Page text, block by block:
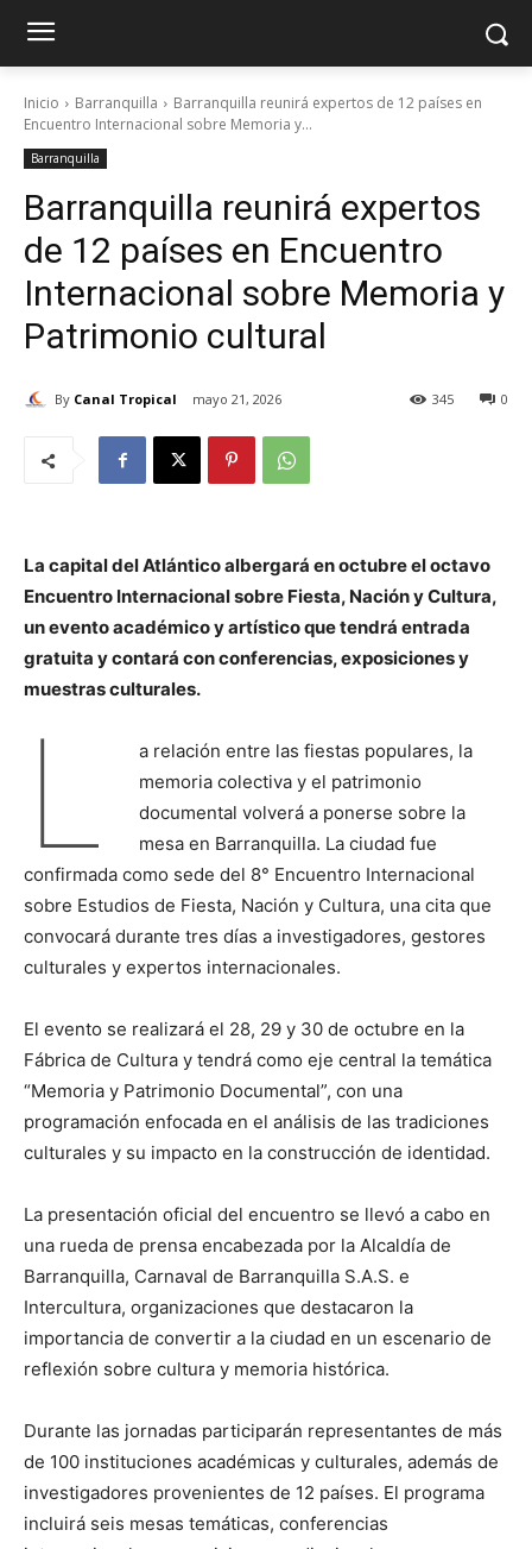
Inicio Barranquilla
Barranquilla reunirá expertos de 12 países en
Encuentro Internacional sobre Memoria y...
Barranquilla
Barranquilla reunirá expertos
de 12 países en Encuentro
Internacional sobre Memoria y
Patrimonio cultural
By Canal Tropical mayo 21, 2026 0
345
La capital del Atlántico albergará en octubre el octavo
Encuentro Internacional sobre Fiesta, Nación y Cultura,
un evento académico y artístico que tendrá entrada
gratuita y contará con conferencias, exposiciones y
muestras culturales.
L
a relación entre las fiestas populares, la
memoria colectiva y el patrimonio
documental volverá a ponerse sobre la
mesa en Barranquilla. La ciudad fue
confirmada como sede del 8° Encuentro Internacional
sobre Estudios de Fiesta, Nación y Cultura, una cita que
convocará durante tres días a investigadores, gestores
culturales y expertos internacionales.
El evento se realizará el 28, 29 y 30 de octubre en la
Fábrica de Cultura y tendrá como eje central la temática
“Memoria y Patrimonio Documental”, con una
programación enfocada en el análisis de las tradiciones
culturales y su impacto en la construcción de identidad.
La presentación oficial del encuentro se llevó a cabo en
una rueda de prensa encabezada por la Alcaldía de
Barranquilla, Carnaval de Barranquilla S.A.S. e
Intercultura, organizaciones que destacaron la
importancia de convertir a la ciudad en un escenario de
reflexión sobre cultura y memoria histórica.
Durante las jornadas participarán representantes de más
de 100 instituciones académicas y culturales, además de
investigadores provenientes de 12 países. El programa
incluirá seis mesas temáticas, conferencias